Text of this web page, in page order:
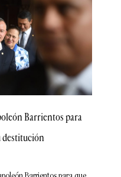
Barrientos para
destitución